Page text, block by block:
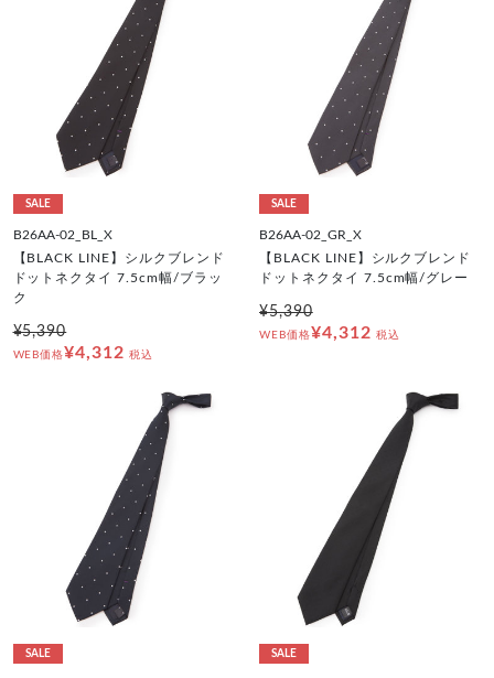
SALE
B26AA-02_BL_X
【BLACK LINE】シルクブレンド
ドットネクタイ 7.5cm幅/ブラッ
ク
¥5,390
WEB価格¥4,312 税込
SALE
B26AA-02_GR_X
【BLACK LINE】シルクブレンド
ドットネクタイ 7.5cm幅/グレー
¥5,390
WEB価格¥4,312 税込
SALE SALE